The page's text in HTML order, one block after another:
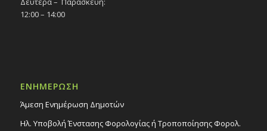
12:00 – 14:00
ΕΝΗΜΕΡΩΣΗ
Άμεση Ενημέρωση Δημοτών
Ηλ. Υποβολή Ένστασης Φορολογίας ή Τροποποίησης Φορολ.